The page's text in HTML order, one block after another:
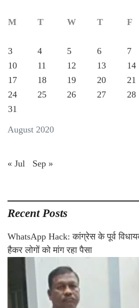
August 2020
M T W T F
3
4 5 6 7
10
11 12 13 14
17
18 19 20 21
24
25 26 27 28
31
« Jul Sep »
Recent Posts
WhatsApp Hack: कांग्रेस के पूर्व
हैकर लोगों को मांग रहा पैसा